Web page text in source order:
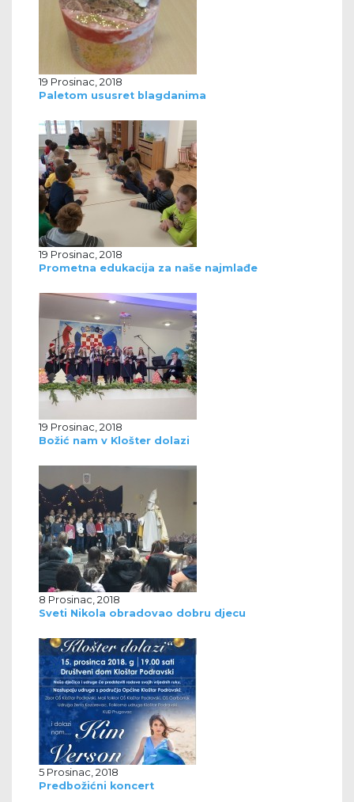
19 Prosinac, 2018
Paletom ususret blagdanima
19 Prosinac, 2018
Prometna edukacija za naše najmlađe
19 Prosinac, 2018
Božić nam v Klošter dolazi
8 Prosinac, 2018
Sveti Nikola obradovao dobru djecu
5 Prosinac, 2018
Predbožićni koncert